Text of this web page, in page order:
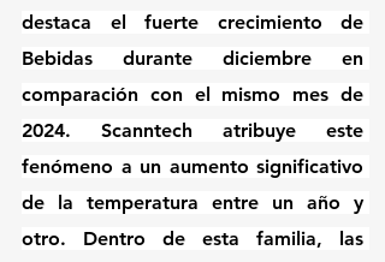
destaca el fuerte crecimiento de
Bebidas durante diciembre en
comparación con el mismo mes de
2024. Scanntech atribuye este
fenómeno a un aumento significativo
de la temperatura entre un año y
otro. Dentro de esta familia, las